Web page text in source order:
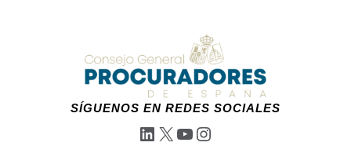
SÍGUENOS EN REDES SOCIALES
LinkedIn
X YouTube
Instagram